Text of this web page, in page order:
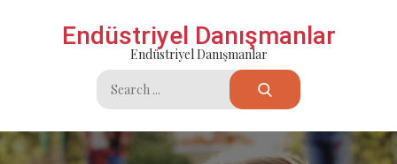
Endüstriyel Danışmanlar
Endüstriyel Danışmanlar
Search
for: